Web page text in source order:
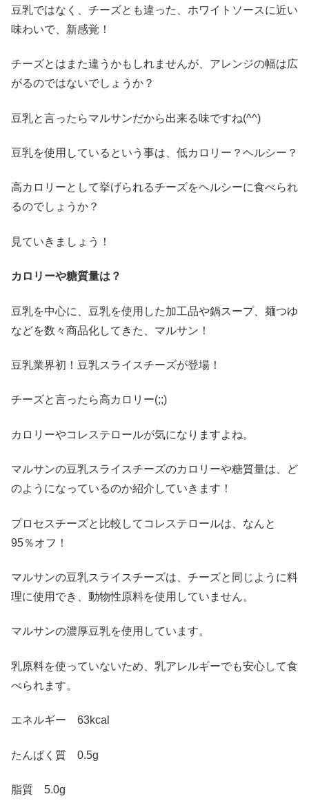
豆乳ではなく、チーズとも違った、ホワイトソースに近い
味わいで、新感覚！
チーズとはまた違うかもしれませんが、アレンジの幅は広
がるのではないでしょうか？
豆乳と言ったらマルサンだから出来る味ですね(^^)
豆乳を使用しているという事は、低カロリー？ヘルシー？
高カロリーとして挙げられるチーズをヘルシーに食べられ
るのでしょうか？
見ていきましょう！
カロリーや糖質量は？
豆乳を中心に、豆乳を使用した加工品や鍋スープ、麺つゆ
などを数々商品化してきた、マルサン！
豆乳業界初！豆乳スライスチーズが登場！
チーズと言ったら高カロリー(;;)
カロリーやコレステロールが気になりますよね。
マルサンの豆乳スライスチーズのカロリーや糖質量は、ど
のようになっているのか紹介していきます！
プロセスチーズと比較してコレステロールは、なんと
95％オフ！
マルサンの豆乳スライスチーズは、チーズと同じように料
理に使用でき、動物性原料を使用していません。
マルサンの濃厚豆乳を使用しています。
乳原料を使っていないため、乳アレルギーでも安心して食
べられます。
エネルギー 63kcal
たんぱく質 0.5g
脂質 5.0g